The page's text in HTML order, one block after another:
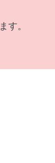
す。